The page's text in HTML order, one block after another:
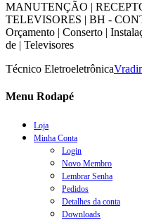
MANUTENÇÃO |
TELEVISORES | BH -
Orçamento | Conserto |
de | Televisores
Técnico Eletroeletrônica
Menu Rodapé
Loja
Minha Conta
Login
Novo Membro
Lembrar Senha
Pedidos
Detalhes da conta
Downloads